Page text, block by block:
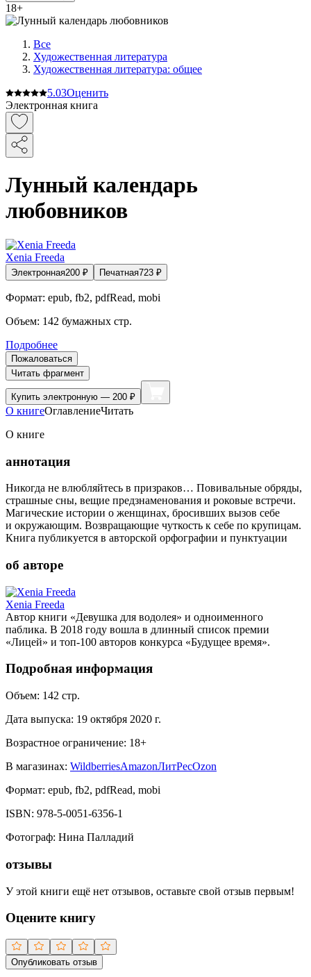
18+
Все
Художественная литература
Художественная литература: общее
5.03Оценить
Электронная книга
Лунный календарь
любовников
Xenia Freeda
Электронная200 ₽ Печатная723 ₽
Формат: epub, fb2, pdfRead, mobi
Объем: 142 бумажных стр.
Подробнее
Пожаловаться
Читать фрагмент
Купить электронную — 200 ₽
О книгеОглавлениеЧитать
О книге
аннотация
Никогда не влюбляйтесь в призраков… Повивальные обряды,
страшные сны, вещие предзнаменования и роковые встречи.
Магические истории о женщинах, бросивших вызов себе
и окружающим. Возвращающие чуткость к себе по крупицам.
Книга публикуется в авторской орфографии и пунктуации
об авторе
Xenia Freeda
Автор книги «Девушка для водолея» и одноименного
паблика. В 2018 году вошла в длинный список премии
«Лицей» и топ-100 авторов конкурса «Будущее время».
Подробная информация
Объем: 142 стр.
Дата выпуска: 19 октября 2020 г.
Возрастное ограничение: 18+
В магазинах: WildberriesAmazonЛитРесOzon
Формат: epub, fb2, pdfRead, mobi
ISBN: 978-5-0051-6356-1
Фотограф: Нина Палладий
отзывы
У этой книги ещё нет отзывов, оставьте свой отзыв первым!
Оцените книгу
Опубликовать отзыв